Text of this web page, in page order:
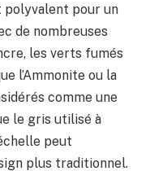
polyvalent pour un
de nombreuses
les verts fumés
l’Ammonite ou la
comme une
le gris utilisé à
peut
plus traditionnel.